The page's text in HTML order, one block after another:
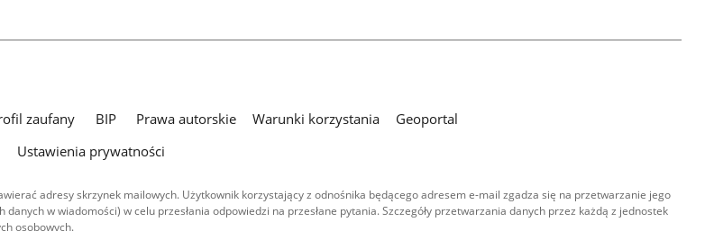
zaufany BIP Prawa autorskie Warunki korzystania
Geoportal
Ustawienia prywatności
adresy skrzynek mailowych. Użytkownik korzystający z odnośnika będącego adresem e-mail zgadza się na przetwarzanie jego
w wiadomości) w celu przesłania odpowiedzi na przesłane pytania. Szczegóły przetwarzania danych przez każdą z jednostek
osobowych.